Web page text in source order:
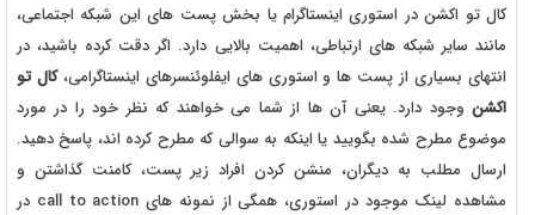
کال تو اکشن در استوری اینستاگرام یا بخش پست های این شبکه اجتماعی،
مانند سایر شبکه های ارتباطی، اهمیت بالایی دارد. اگر دقت کرده باشید، در
انتهای بسیاری از پست ها و استوری های ایفلوئنسرهای اینستاگرامی،کال تو
اکشن وجود دارد. یعنی آن ها از شما می خواهند که نظر خود را در مورد
موضوع مطرح شده بگویید یا اینکه به سوالی که مطرح کرده اند، پاسخ دهید.
ارسال مطلب به دیگران، منشن کردن افراد زیر پست، کامنت گذاشتن و
مشاهده لینک موجود در استوری، همگی از نمونه های call to action در